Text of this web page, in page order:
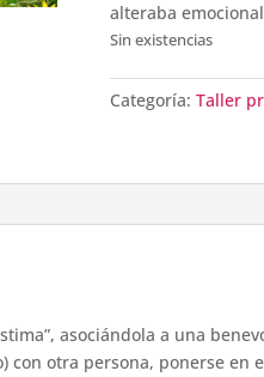
alteraba
Sin existencias
Categoría: Taller
asociándola a una
con otra persona, ponerse